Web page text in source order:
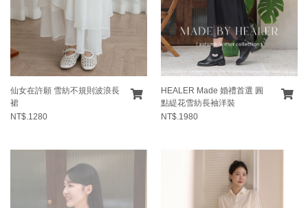
仙女在許願 雪紡不規則波浪長
裙
NT$.1280
HEALER Made 婚禮首選 圓
點緹花雪紡長袖洋裝
NT$.1980